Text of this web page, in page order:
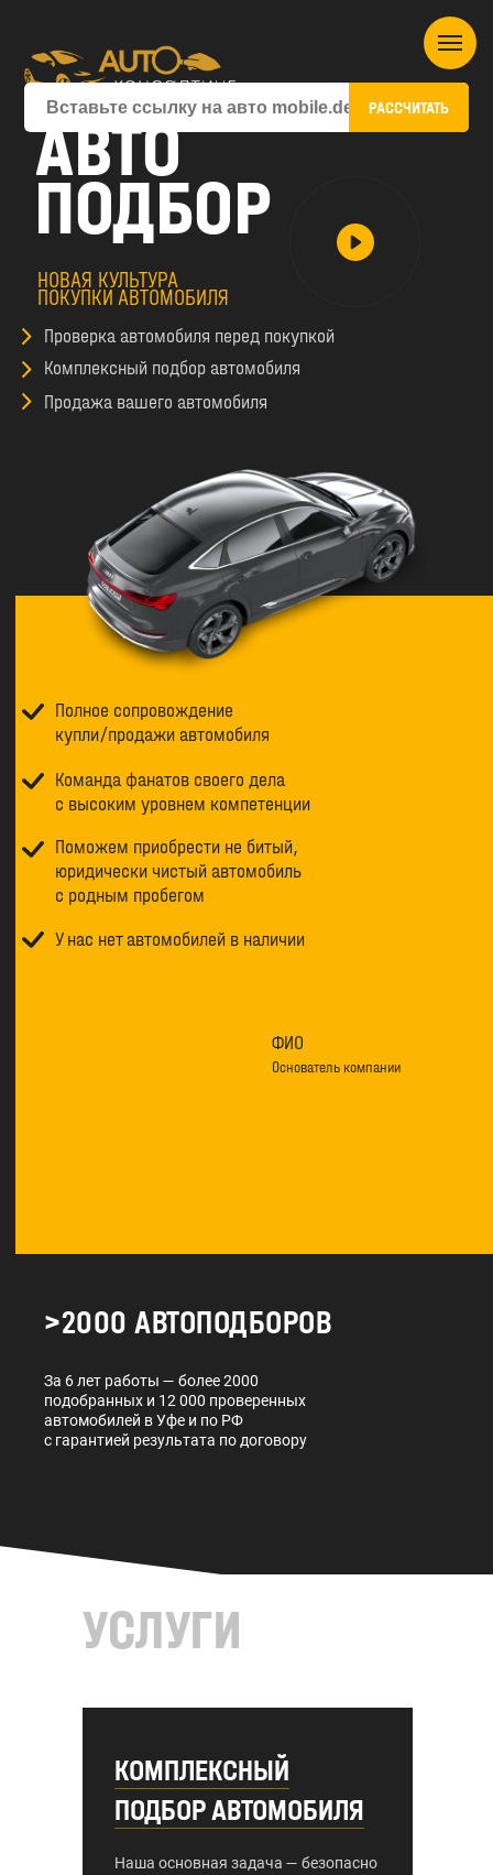
РАССЧИТАТЬ
АВТО
ПОДБОР
НОВАЯ КУЛЬТУРА
ПОКУПКИ АВТОМОБИЛЯ
Проверка автомобиля перед покупкой
Комплексный подбор автомобиля
Продажа вашего автомобиля
>2000 АВТОПОДБОРОВ
За 6 лет работы — более 2000
подобранных и 12 000 проверенных
автомобилей в Уфе и по РФ
с гарантией результата по договору
ФИО
Основатель компании
Полное сопровождение
купли/продажи автомобиля
Поможем приобрести не битый,
юридически чистый автомобиль
с родным пробегом
Команда фанатов своего дела
с высоким уровнем компетенции
У нас нет автомобилей в наличии
УСЛУГИ
Наша основная задача — безопасно
КОМПЛЕКСНЫЙ
ПОДБОР АВТОМОБИЛЯ